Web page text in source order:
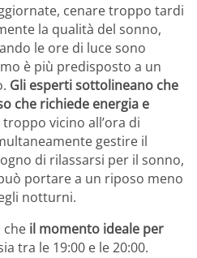
cenare troppo tardi
la qualità del sonno,
le ore di luce sono
è più predisposto a un
Gli esperti sottolineano che
che richiede energia e
vicino all’ora di
gestire il
di rilassarsi per il sonno,
portare a un riposo meno
notturni.
che il momento ideale per
tra le 19:00 e le 20:00.